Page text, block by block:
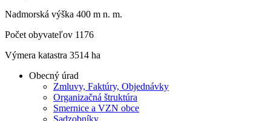
Nadmorská výška 400 m n. m.
Počet obyvateľov 1176
Výmera katastra 3514 ha
Obecný úrad
Zmluvy, Faktúry, Objednávky
Organizačná štruktúra
Smernice a VZN obce
Sadzobníky